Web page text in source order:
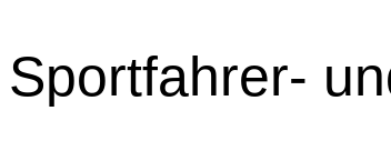
Sportfahrer-